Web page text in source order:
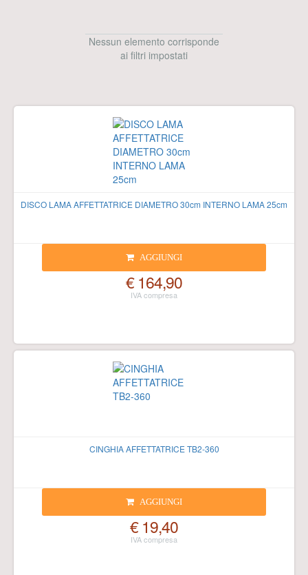
Nessun elemento corrisponde
ai filtri impostati
DISCO LAMA AFFETTATRICE DIAMETRO 30cm INTERNO LAMA 25cm
AGGIUNGI
€ 164,90
CINGHIA AFFETTATRICE TB2-360
AGGIUNGI
€ 19,40